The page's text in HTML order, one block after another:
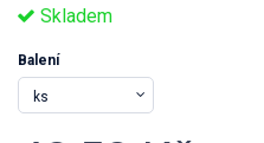
Skladem
Balení